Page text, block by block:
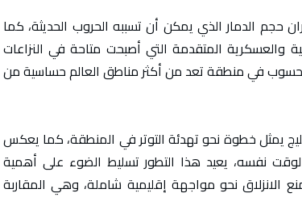
حجم الدمار الذي يمكن أن تسببه الحروب الحديثة، كما
المتقدمة التي أصبحت متاحة في النزاعات
في منطقة تعد من أكثر مناطق العالم حساسية من
يمثل خطوة نحو تهدئة التوتر في المنطقة، كما يعكس
نفسه، يعيد هذا التطور تسليط الضوء على أهمية
الانزلاق نحو مواجهة إقليمية شاملة، وهي المقاربة